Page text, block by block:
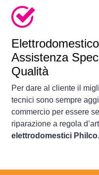
Elettrodomestico
Assistenza
Qualità
Per dare al cliente il
tecnici sono sempre
commercio per essere
riparazione a regola
elettrodomestici Philco.